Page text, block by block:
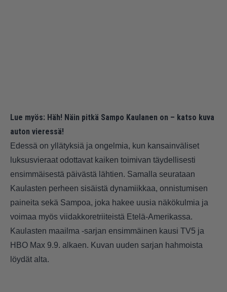
Lue myös: Häh! Näin pitkä Sampo Kaulanen on – katso kuva
auton vieressä!
Edessä on yllätyksiä ja ongelmia, kun kansainväliset
luksusvieraat odottavat kaiken toimivan täydellisesti
ensimmäisestä päivästä lähtien. Samalla seurataan
Kaulasten perheen sisäistä dynamiikkaa, onnistumisen
paineita sekä Sampoa, joka hakee uusia näkökulmia ja
voimaa myös viidakkoretriiteistä Etelä-Amerikassa.
Kaulasten maailma -sarjan ensimmäinen kausi TV5 ja
HBO Max 9.9. alkaen. Kuvan uuden sarjan hahmoista
löydät alta.